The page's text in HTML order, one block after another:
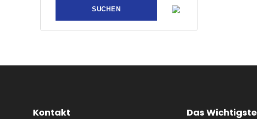
Kontakt Das Wichtigste